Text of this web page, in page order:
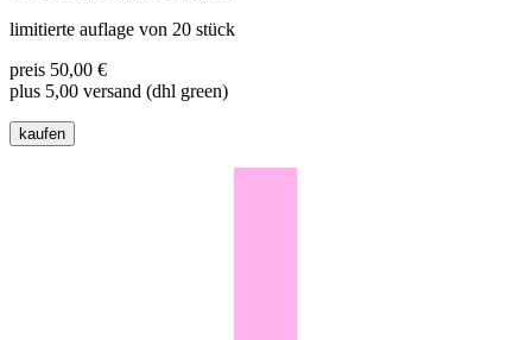
limitierte auflage von 20 stück
preis 50,00 €
plus 5,00 versand (dhl green)
kaufen